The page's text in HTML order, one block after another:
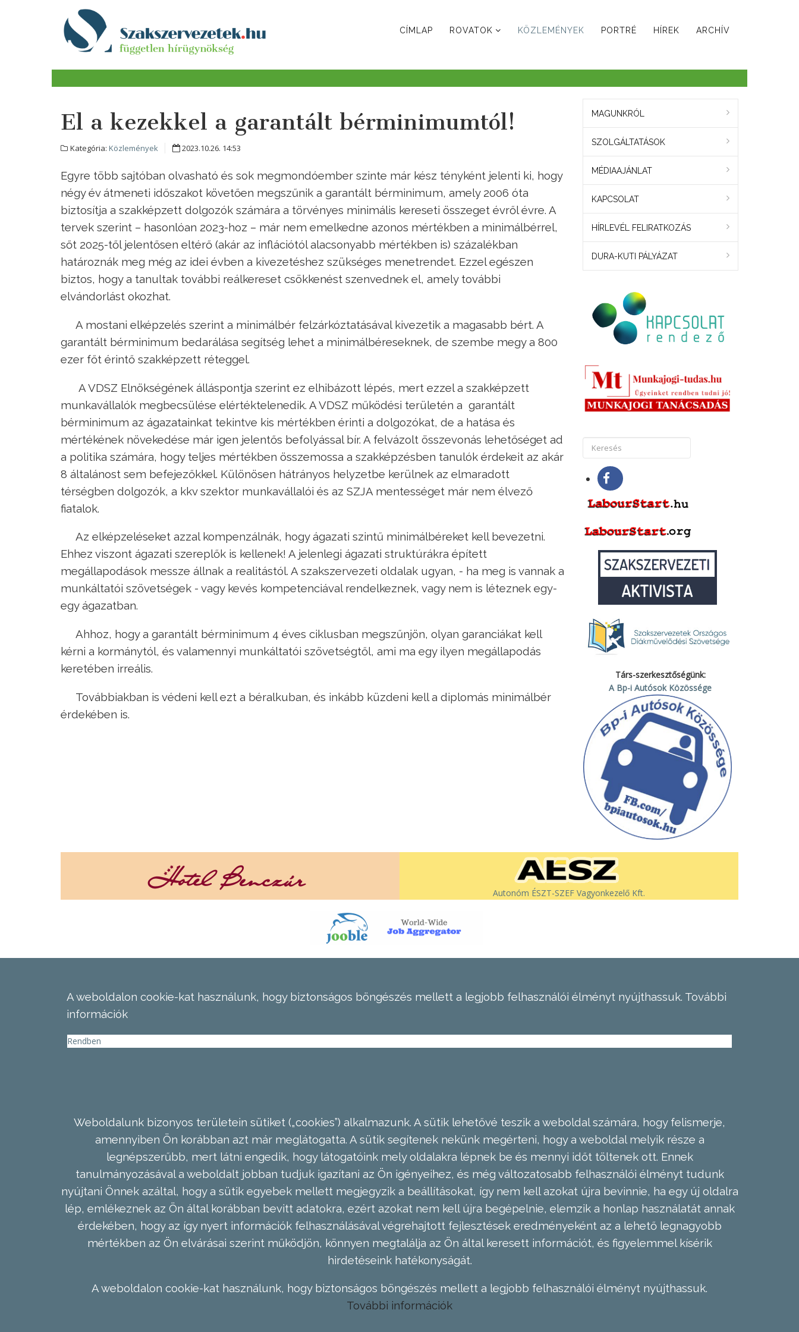
CÍMLAP ROVATOK KÖZLEMÉNYEK PORTRÉ HÍREK ARCHÍV
El a kezekkel a garantált bérminimumtól!
Kategória: Közlemények 2023.10.26. 14:53
Egyre több sajtóban olvasható és sok megmondóember szinte már kész tényként jelenti ki, hogy
négy év átmeneti időszakot követően megszűnik a garantált bérminimum, amely 2006 óta
biztosítja a szakképzett dolgozók számára a törvényes minimális kereseti összeget évről évre. A
tervek szerint – hasonlóan 2023-hoz – már nem emelkedne azonos mértékben a minimálbérrel,
sőt 2025-től jelentősen eltérő (akár az inflációtól alacsonyabb mértékben is) százalékban
határoznák meg még az idei évben a kivezetéshez szükséges menetrendet. Ezzel egészen
biztos, hogy a tanultak további reálkereset csökkenést szenvednek el, amely további
elvándorlást okozhat.
A mostani elképzelés szerint a minimálbér felzárkóztatásával kivezetik a magasabb bért. A
garantált bérminimum bedarálása segítség lehet a minimálbéreseknek, de szembe megy a 800
ezer főt érintő szakképzett réteggel.
A VDSZ Elnökségének álláspontja szerint ez elhibázott lépés, mert ezzel a szakképzett
munkavállalók megbecsülése elértéktelenedik. A VDSZ működési területén a garantált
bérminimum az ágazatainkat tekintve kis mértékben érinti a dolgozókat, de a hatása és
mértékének növekedése már igen jelentős befolyással bír. A felvázolt összevonás lehetőséget ad
a politika számára, hogy teljes mértékben összemossa a szakképzésben tanulók érdekeit az akár
8 általánost sem befejezőkkel. Különösen hátrányos helyzetbe kerülnek az elmaradott
térségben dolgozók, a kkv szektor munkavállalói és az SZJA mentességet már nem élvező
fiatalok.
Az elképzeléseket azzal kompenzálnák, hogy ágazati szintű minimálbéreket kell bevezetni.
Ehhez viszont ágazati szereplők is kellenek! A jelenlegi ágazati struktúrákra épített
megállapodások messze állnak a realitástól. A szakszervezeti oldalak ugyan, - ha meg is vannak a
munkáltatói szövetségek - vagy kevés kompetenciával rendelkeznek, vagy nem is léteznek egy-
egy ágazatban.
Ahhoz, hogy a garantált bérminimum 4 éves ciklusban megszűnjön, olyan garanciákat kell
kérni a kormánytól, és valamennyi munkáltatói szövetségtől, ami ma egy ilyen megállapodás
keretében irreális.
Továbbiakban is védeni kell ezt a béralkuban, és inkább küzdeni kell a diplomás minimálbér
érdekében is.
MAGUNKRÓL
SZOLGÁLTATÁSOK
MÉDIAAJÁNLAT
KAPCSOLAT
HÍRLEVÉL FELIRATKOZÁS
DURA-KUTI PÁLYÁZAT
Társ-szerkesztőségünk:
A Bp-i Autósok Közössége
Autonóm ÉSZT-SZEF Vagyonkezelő Kft.
A weboldalon cookie-kat használunk, hogy biztonságos böngészés mellett a legjobb felhasználói élményt nyújthassuk. További
információk
Rendben
Weboldalunk bizonyos területein sütiket („cookies”) alkalmazunk. A sütik lehetővé teszik a weboldal számára, hogy felismerje,
amennyiben Ön korábban azt már meglátogatta. A sütik segítenek nekünk megérteni, hogy a weboldal melyik része a
legnépszerűbb, mert látni engedik, hogy látogatóink mely oldalakra lépnek be és mennyi időt töltenek ott. Ennek
tanulmányozásával a weboldalt jobban tudjuk igazítani az Ön igényeihez, és még változatosabb felhasználói élményt tudunk
nyújtani Önnek azáltal, hogy a sütik egyebek mellett megjegyzik a beállításokat, így nem kell azokat újra bevinnie, ha egy új oldalra
lép, emlékeznek az Ön által korábban bevitt adatokra, ezért azokat nem kell újra begépelnie, elemzik a honlap használatát annak
érdekében, hogy az így nyert információk felhasználásával végrehajtott fejlesztések eredményeként az a lehető legnagyobb
mértékben az Ön elvárásai szerint működjön, könnyen megtalálja az Ön által keresett információt, és figyelemmel kísérik
hirdetéseink hatékonyságát.
A weboldalon cookie-kat használunk, hogy biztonságos böngészés mellett a legjobb felhasználói élményt nyújthassuk.
További információk